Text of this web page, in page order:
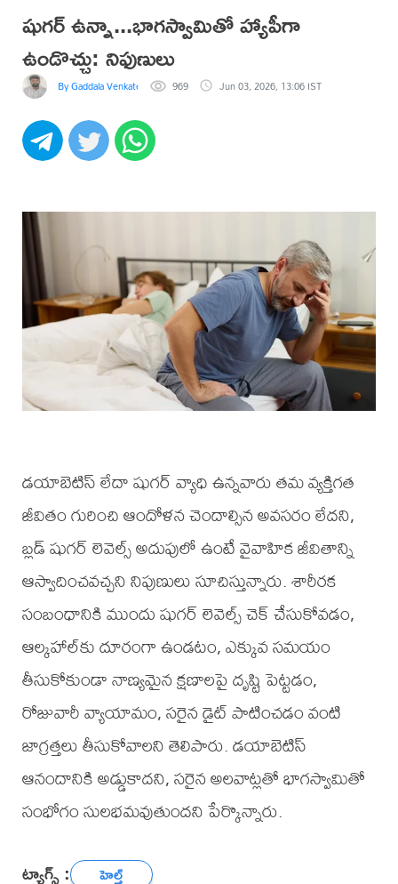
షుగర్ ఉన్నా...భాగస్వామితో హ్యాపీగా
ఉండొచ్చు: నిఫుణులు
By Gaddala VenkateswaraRao
969 Jun 03, 2026, 13:06 IST
డయాబెటిస్ లేదా షుగర్ వ్యాధి ఉన్నవారు తమ వ్యక్తిగత
జీవితం గురించి ఆందోళన చెందాల్సిన అవసరం లేదని,
బ్లడ్ షుగర్ లెవెల్స్ అదుపులో ఉంటే వైవాహిక జీవితాన్ని
ఆస్వాదించవచ్చని నిపుణులు సూచిస్తున్నారు. శారీరక
సంబంధానికి ముందు షుగర్ లెవెల్స్ చెక్ చేసుకోవడం,
ఆల్కహాల్‌కు దూరంగా ఉండటం, ఎక్కువ సమయం
తీసుకోకుండా నాణ్యమైన క్షణాలపై దృష్టి పెట్టడం,
రోజువారీ వ్యాయామం, సరైన డైట్ పాటించడం వంటి
జాగ్రత్తలు తీసుకోవాలని తెలిపారు. డయాబెటిస్
ఆనందానికి అడ్డుకాదని, సరైన అలవాట్లతో భాగస్వామితో
సంభోగం సులభమవుతుందని పేర్కొన్నారు.
ట్యాగ్స్ : హెల్త్